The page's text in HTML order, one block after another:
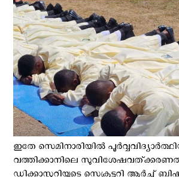
ഇതേ സെമിനാരിയിൽ
വത്തിക്കാനിലെ